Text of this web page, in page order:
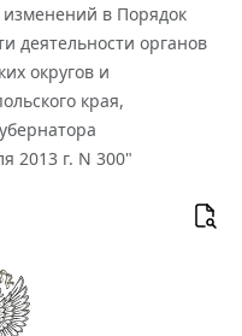
в Порядок
деятельности органов
округов и
края,
2013 г. N 300"